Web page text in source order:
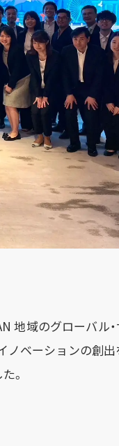
地域のグローバル
ノベーションの創出
。